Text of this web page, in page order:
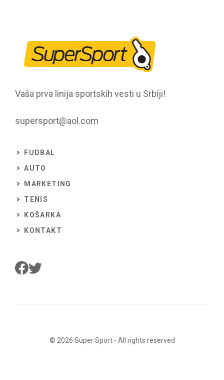
Vaša prva linija sportskih vesti u Srbiji!
supersport@aol.com
FUDBAL
AUTO
MARKETING
TENIS
KOŠARKA
KONTAKT
© 2026 Super Sport- All rights reserved